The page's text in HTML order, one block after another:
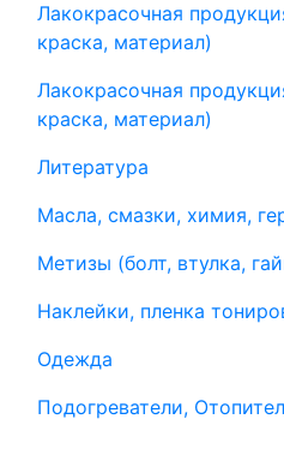
Лакокрасочная
краска, материал)
Лакокрасочная
краска, материал)
Литература
Масла, смазки, химия,
Метизы (болт, втулка,
Наклейки, пленка
Одежда
Подогреватели,